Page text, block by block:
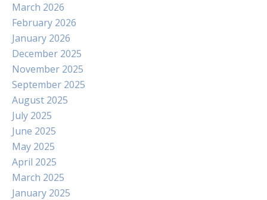
March 2026
February 2026
January 2026
December 2025
November 2025
September 2025
August 2025
July 2025
June 2025
May 2025
April 2025
March 2025
January 2025